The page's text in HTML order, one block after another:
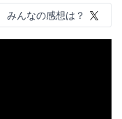
みんなの感想は？